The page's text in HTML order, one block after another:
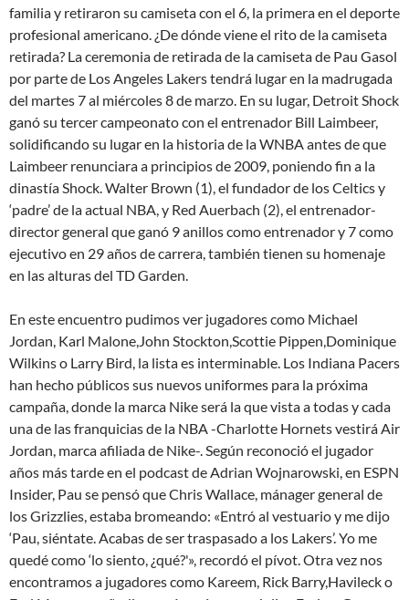
familia y retiraron su camiseta con el 6, la primera en el deporte
profesional americano. ¿De dónde viene el rito de la camiseta
retirada? La ceremonia de retirada de la camiseta de Pau Gasol
por parte de Los Angeles Lakers tendrá lugar en la madrugada
del martes 7 al miércoles 8 de marzo. En su lugar, Detroit Shock
ganó su tercer campeonato con el entrenador Bill Laimbeer,
solidificando su lugar en la historia de la WNBA antes de que
Laimbeer renunciara a principios de 2009, poniendo fin a la
dinastía Shock. Walter Brown (1), el fundador de los Celtics y
‘padre’ de la actual NBA, y Red Auerbach (2), el entrenador-
director general que ganó 9 anillos como entrenador y 7 como
ejecutivo en 29 años de carrera, también tienen su homenaje
en las alturas del TD Garden.
En este encuentro pudimos ver jugadores como Michael
Jordan, Karl Malone,John Stockton,Scottie Pippen,Dominique
Wilkins o Larry Bird, la lista es interminable. Los Indiana Pacers
han hecho públicos sus nuevos uniformes para la próxima
campaña, donde la marca Nike será la que vista a todas y cada
una de las franquicias de la NBA -Charlotte Hornets vestirá Air
Jordan, marca afiliada de Nike-. Según reconoció el jugador
años más tarde en el podcast de Adrian Wojnarowski, en ESPN
Insider, Pau se pensó que Chris Wallace, mánager general de
los Grizzlies, estaba bromeando: «Entró al vestuario y me dijo
‘Pau, siéntate. Acabas de ser traspasado a los Lakers’. Yo me
quedé como ‘lo siento, ¿qué?'», recordó el pívot. Otra vez nos
encontramos a jugadores como Kareem, Rick Barry,Havileck o